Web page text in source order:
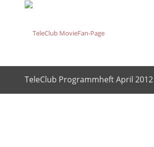
TeleClub Programmheft April 2012